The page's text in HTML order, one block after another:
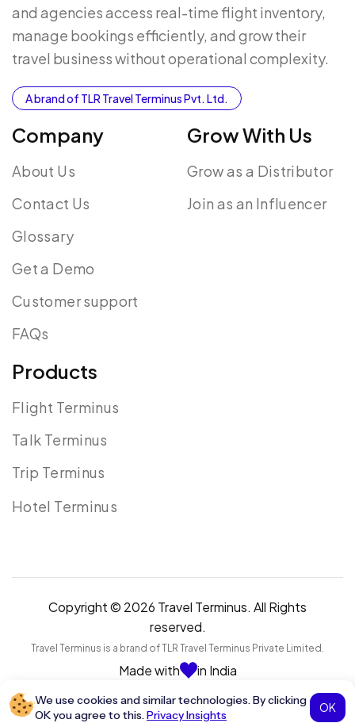
We use cookies and similar technologies. By clicking
OK you agree to this.Privacy Insights
OK
and agencies access real-time flight inventory,
manage bookings efficiently, and grow their
travel business without operational complexity.
A brand of TLR Travel Terminus Pvt. Ltd.
Company
About Us
Contact Us
Glossary
Get a Demo
Customer support
FAQs
Grow With Us
Grow as a Distributor
Join as an Influencer
Products
Flight Terminus
Talk Terminus
Trip Terminus
Hotel Terminus
Copyright © 2026 Travel Terminus. All Rights
reserved.
Travel Terminus is a brand of TLR Travel Terminus Private Limited.
Made with in India